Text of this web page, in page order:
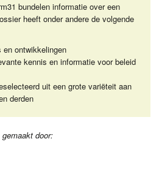
bundelen informatie over een
heeft onder andere de volgende
ontwikkelingen
kennis en informatie voor beleid
uit een grote variëteit aan
derden
door: